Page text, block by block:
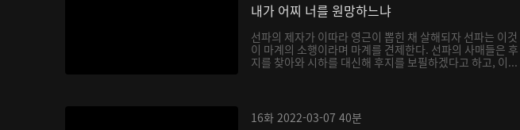
내가 어찌 너를 원망하느냐
선파의 제자가 이따라 영근이 뽑힌 채 살해되자 선파는 이것
이 마계의 소행이라며 마계를 견제한다. 선파의 사매들은 후
지를 찾아와 시하를 대신해 후지를 보필하겠다고 하고, 이...
16화 2022-03-07 40분